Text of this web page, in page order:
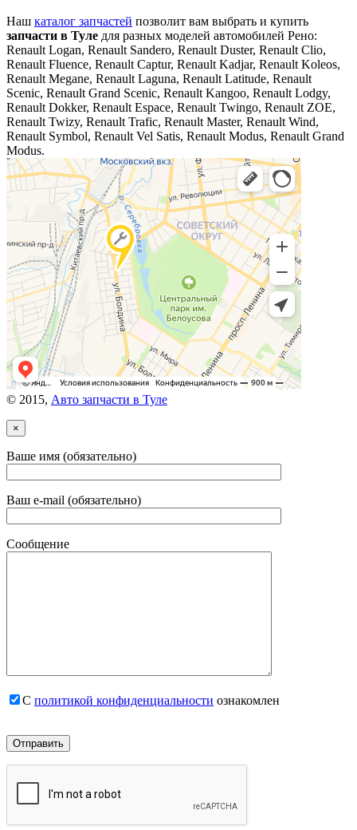
Наш каталог запчастей позволит вам выбрать и купить
запчасти в Туле для разных моделей автомобилей Рено:
Renault Logan, Renault Sandero, Renault Duster, Renault Clio,
Renault Fluence, Renault Captur, Renault Kadjar, Renault Koleos,
Renault Megane, Renault Laguna, Renault Latitude, Renault
Scenic, Renault Grand Scenic, Renault Kangoo, Renault Lodgy,
Renault Dokker, Renault Espace, Renault Twingo, Renault ZOE,
Renault Twizy, Renault Trafic, Renault Master, Renault Wind,
Renault Symbol, Renault Vel Satis, Renault Modus, Renault Grand
Modus.
© 2015, Авто запчасти в Туле
×
Ваше имя (обязательно)
Ваш e-mail (обязательно)
Сообщение
С политикой конфиденциальности ознакомлен